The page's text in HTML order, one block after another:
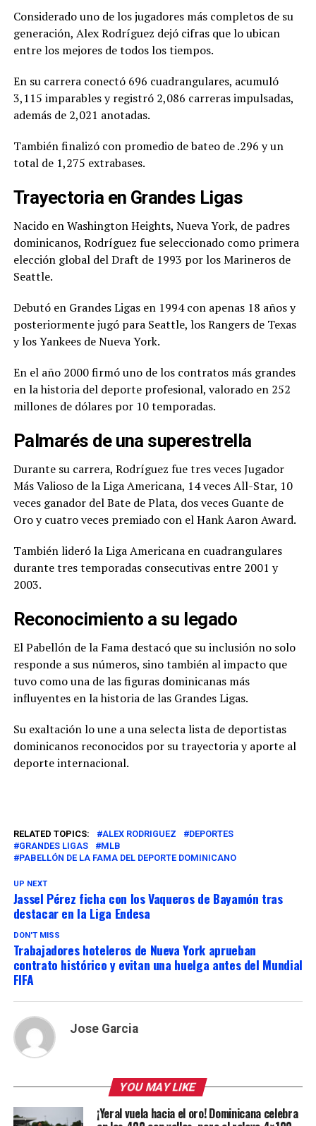
Considerado uno de los jugadores más completos de su
generación, Alex Rodríguez dejó cifras que lo ubican
entre los mejores de todos los tiempos.
En su carrera conectó 696 cuadrangulares, acumuló
3,115 imparables y registró 2,086 carreras impulsadas,
además de 2,021 anotadas.
También finalizó con promedio de bateo de .296 y un
total de 1,275 extrabases.
Trayectoria en Grandes Ligas
Nacido en Washington Heights, Nueva York, de padres
dominicanos, Rodríguez fue seleccionado como primera
elección global del Draft de 1993 por los Marineros de
Seattle.
Debutó en Grandes Ligas en 1994 con apenas 18 años y
posteriormente jugó para Seattle, los Rangers de Texas
y los Yankees de Nueva York.
En el año 2000 firmó uno de los contratos más grandes
en la historia del deporte profesional, valorado en 252
millones de dólares por 10 temporadas.
Palmarés de una superestrella
Durante su carrera, Rodríguez fue tres veces Jugador
Más Valioso de la Liga Americana, 14 veces All-Star, 10
veces ganador del Bate de Plata, dos veces Guante de
Oro y cuatro veces premiado con el Hank Aaron Award.
También lideró la Liga Americana en cuadrangulares
durante tres temporadas consecutivas entre 2001 y
2003.
Reconocimiento a su legado
El Pabellón de la Fama destacó que su inclusión no solo
responde a sus números, sino también al impacto que
tuvo como una de las figuras dominicanas más
influyentes en la historia de las Grandes Ligas.
Su exaltación lo une a una selecta lista de deportistas
dominicanos reconocidos por su trayectoria y aporte al
deporte internacional.
RELATED TOPICS: ALEX RODRIGUEZ
DEPORTES
GRANDES LIGAS
MLB
PABELLÓN DE LA FAMA DEL DEPORTE DOMINICANO
UP NEXT
Jassel Pérez ficha con los Vaqueros de Bayamón tras
destacar en la Liga Endesa
DON'T MISS
Trabajadores hoteleros de Nueva York aprueban
contrato histórico y evitan una huelga antes del Mundial
FIFA
Jose Garcia
YOU MAY LIKE
¡Yeral vuela hacia el oro! Dominicana celebra